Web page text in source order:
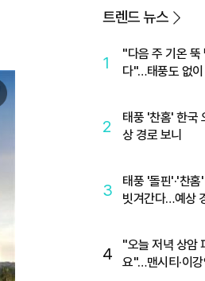
트렌드 뉴스
1
"다음 주 기온 뚝
다"…태풍도 없이
2
태풍 '찬홈' 한국
상 경로 보니
3
태풍 '돌핀'·'찬홈
빗겨간다…예상
4
"오늘 저녁 상암
요"…맨시티·이강